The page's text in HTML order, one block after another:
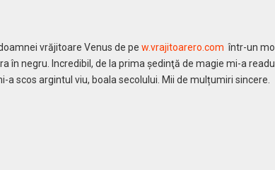
Sașa,
vrăjitoare Venus de pew.vrajitoarero.com într-un
în negru. Incredibil, de la prima şedinţă de magie mi-a
a scos argintul viu, boala secolului. Mii de mulțumiri sincere.
Serghei,